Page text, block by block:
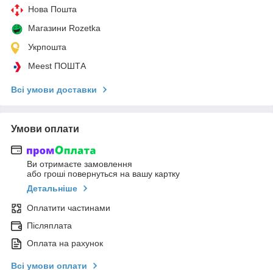
Нова Пошта
Магазини Rozetka
Укрпошта
Meest ПОШТА
Всі умови доставки
Умови оплати
Ви отримаєте замовлення
або гроші повернуться на вашу картку
Детальніше
Оплатити частинами
Післяплата
Оплата на рахунок
Всі умови оплати